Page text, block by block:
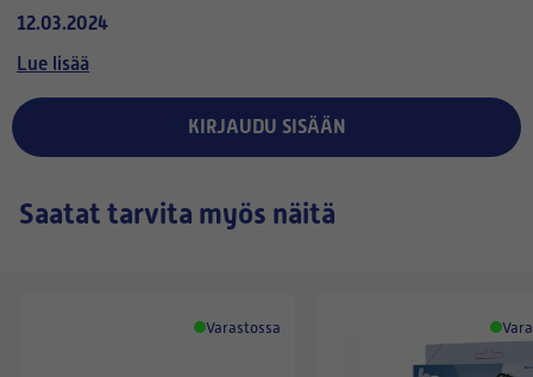
varattuun tilaan. En tiedä
paokoillaan koneen
käydessä.
12.03.2024
Lue lisää
KIRJAUDU SISÄÄN
Saatat tarvita myös näitä
Varastossa